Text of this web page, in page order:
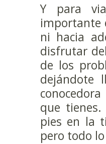
Y para
importante
ni hacia
disfrutar
de los
dejándote
que
pies en la
pero todo